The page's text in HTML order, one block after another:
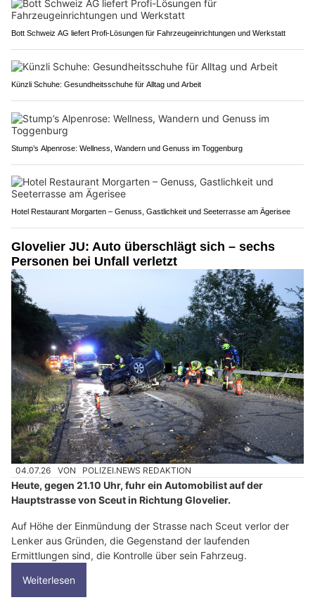
Bott Schweiz AG liefert Profi-Lösungen für Fahrzeugeinrichtungen und Werkstatt
Künzli Schuhe: Gesundheitsschuhe für Alltag und Arbeit
Stump’s Alpenrose: Wellness, Wandern und Genuss im Toggenburg
Hotel Restaurant Morgarten – Genuss, Gastlichkeit und Seeterrasse am Ägerisee
Glovelier JU: Auto überschlägt sich – sechs
Personen bei Unfall verletzt
04.07.26 VON POLIZEI.NEWS REDAKTION
Heute, gegen 21.10 Uhr, fuhr ein Automobilist auf der
Hauptstrasse von Sceut in Richtung Glovelier.
Auf Höhe der Einmündung der Strasse nach Sceut verlor der
Lenker aus Gründen, die Gegenstand der laufenden
Ermittlungen sind, die Kontrolle über sein Fahrzeug.
Weiterlesen